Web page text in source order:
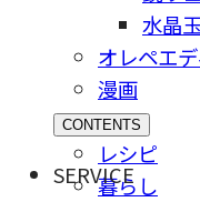
水晶
オレペエ
漫画
CONTENTS
レシピ
暮らし
SERVICE